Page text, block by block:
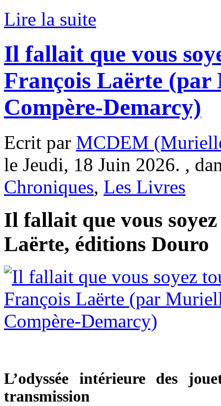
Lire la suite
Il fallait que vous
François Laërte (par
Compère-Demarcy)
Ecrit par MCDEM
le Jeudi, 18 Juin 2026. ,
Chroniques, Les Livres
Il fallait que vous
Laërte, éditions Douro
L’odyssée intérieure des
transmission